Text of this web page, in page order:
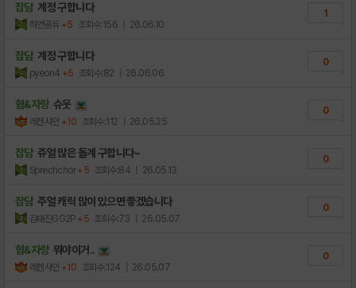
잡담 계정 구합니다
하연공듀 +5 조회수:156 | 26.06.10
1
잡담 계정 구합니다
pyeon4 +5 조회수:82 | 26.06.06
0
혐&자랑 슈웃
레겐샤인 +10 조회수:112 | 26.05.25
0
잡담 쥬얼 많은 돌계 구합니다~
Sprechchor+5 조회수:84 | 26.05.13
0
잡담 주얼 캐릭 많이 있으면 좋겠습니다
김태진GG2P +5 조회수:73 | 26.05.07
0
혐&자랑 뭐야이거..
레겐샤인 +10 조회수:124 | 26.05.07
0